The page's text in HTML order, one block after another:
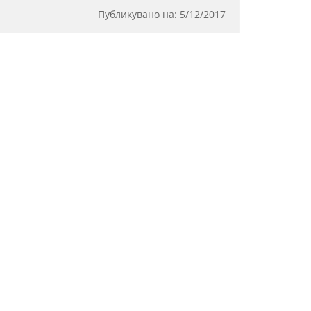
Публикувано на: 5/12/2017